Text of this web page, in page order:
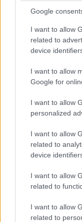
Google
I want to allow
related to
device
I want to allow
Google for
I want to allow
personalized
I want to allow
related to
device
I want to allow
related to
I want to allow
related to
ΕΛΛΑΔΑ06·08·2026
Σαν σήμερα 6
Σακελλαρίου, η